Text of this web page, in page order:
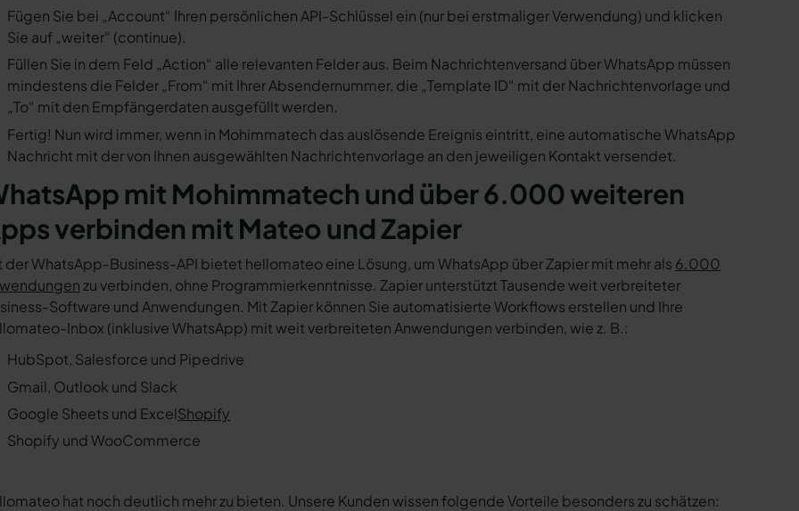
Fügen Sie bei „Account“ Ihren persönlichen API-Schlüssel ein (nur bei erstmaliger Verwendung) und klicken
Sie auf „weiter“ (continue).
Füllen Sie in dem Feld „Action“ alle relevanten Felder aus. Beim Nachrichtenversand über WhatsApp müssen
mindestens die Felder „From“ mit Ihrer Absendernummer, die „Template ID“ mit der Nachrichtenvorlage und
„To“ mit den Empfängerdaten ausgefüllt werden.
Fertig! Nun wird immer, wenn in Mohimmatech das auslösende Ereignis eintritt, eine automatische WhatsApp
Nachricht mit der von Ihnen ausgewählten Nachrichtenvorlage an den jeweiligen Kontakt versendet.
mit Mohimmatech und über 6.000 weiteren
verbinden mit Mateo und Zapier
der WhatsApp-Business-API bietet hellomateo eine Lösung, um WhatsApp über Zapier mit mehr als 6.000
zu verbinden, ohne Programmierkenntnisse. Zapier unterstützt Tausende weit verbreiteter
Software und Anwendungen. Mit Zapier können Sie automatisierte Workflows erstellen und Ihre
Inbox (inklusive WhatsApp) mit weit verbreiteten Anwendungen verbinden, wie z. B.:
HubSpot, Salesforce und Pipedrive
Gmail, Outlook und Slack
Google Sheets und ExcelShopify
Shopify und WooCommerce
hat noch deutlich mehr zu bieten. Unsere Kunden wissen folgende Vorteile besonders zu schätzen: